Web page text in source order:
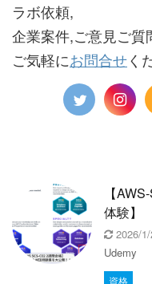
ラボ依頼,
企業案件,ご意見ご質
ご気軽にお問合せく
【
体験】
2026/
Udemy
資格